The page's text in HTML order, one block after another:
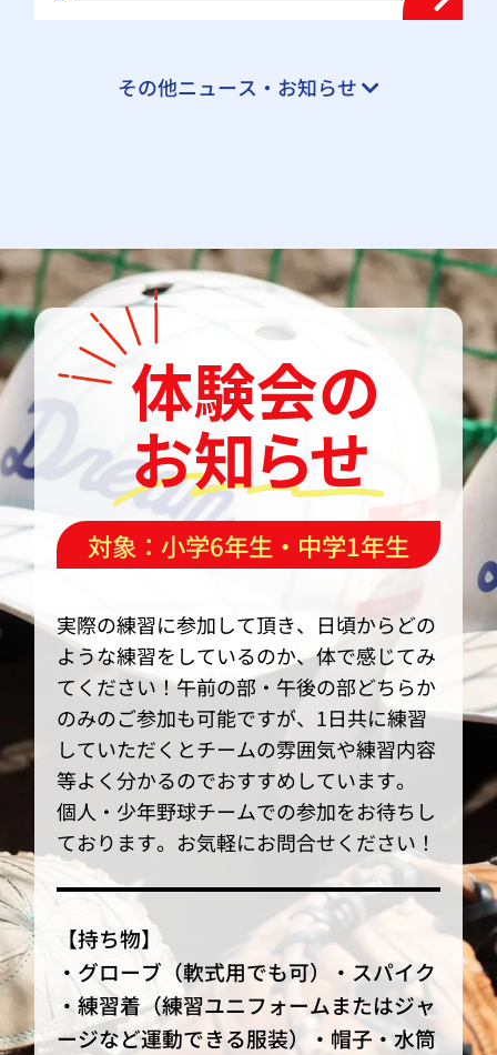
その他ニュース・お知らせ
対象：小学6年生・中学1年生
実際の練習に参加して頂き、日頃からどの
ような練習をしているのか、体で感じてみ
てください！午前の部・午後の部どちらか
のみのご参加も可能ですが、1日共に練習
していただくとチームの雰囲気や練習内容
等よく分かるのでおすすめしています。
個人・少年野球チームでの参加をお待ちし
ております。お気軽にお問合せください！
【持ち物】
・グローブ（軟式用でも可）・スパイク
・練習着（練習ユニフォームまたはジャ
ージなど運動できる服装）・帽子・水筒